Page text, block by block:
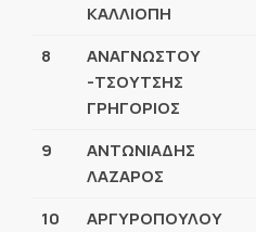
ΚΑΛΛΙΟΠΗ
8
ΑΝΑΓΝΩΣΤΟΥ
-ΤΣΟΥΤΣΗΣ
ΓΡΗΓΟΡΙΟΣ
9
ΑΝΤΩΝΙΑΔΗΣ
ΛΑΖΑΡΟΣ
10
ΑΡΓΥΡΟΠΟΥΛΟΥ